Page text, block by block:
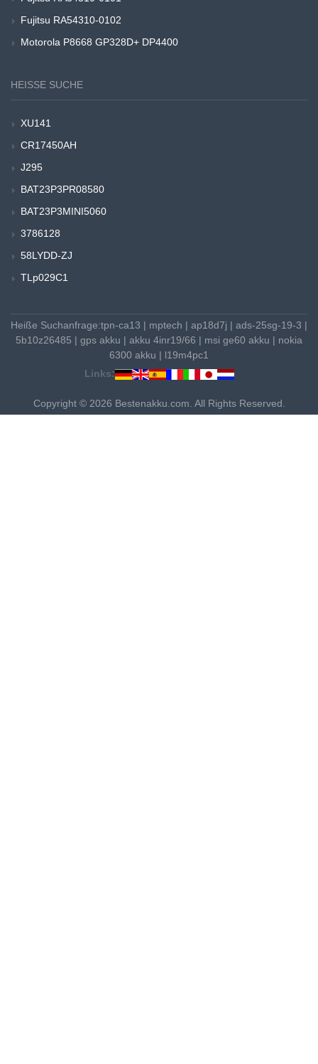
Fujitsu RA54310-0102
Motorola P8668 GP328D+ DP4400
HEISSE SUCHE
XU141
CR17450AH
J295
BAT23P3PR08580
BAT23P3MINI5060
3786128
58LYDD-ZJ
TLp029C1
Heiße Suchanfrage:tpn-ca13 | mptech | ap18d7j | ads-25sg-19-3 |
5b10z26485 | gps akku | akku 4inr19/66 | msi ge60 akku | nokia
6300 akku | l19m4pc1
Links:
Copyright © 2026 Bestenakku.com. All Rights Reserved.